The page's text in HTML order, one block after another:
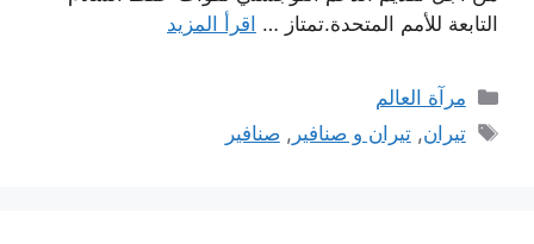
التابعة للأمم المتحدة.تمتاز … اقرأ المزيد
التصنيفات
مرآة العالم
الوسوم
تيران,تيران و صنافير ,صنافير